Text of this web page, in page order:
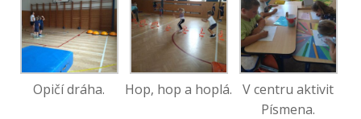
Opičí dráha. Hop, hop a hoplá.
V centru aktivit
Písmena.